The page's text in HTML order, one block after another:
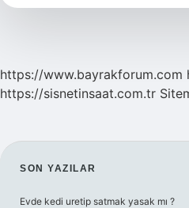
Vardır
https://www.bayrakforum.com
https://sisnetinsaat.com.tr
SIDEBAR
SON YAZILAR
Evde kedi uretip satmak yasak mı ?